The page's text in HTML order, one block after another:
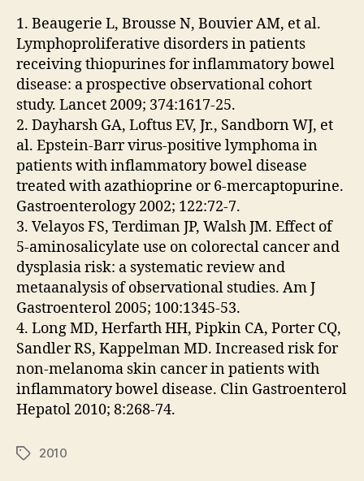
1. Beaugerie L, Brousse N, Bouvier AM, et al.
Lymphoproliferative disorders in patients
receiving thiopurines for inflammatory bowel
disease: a prospective observational cohort
study. Lancet 2009; 374:1617-25.
2. Dayharsh GA, Loftus EV, Jr., Sandborn WJ, et
al. Epstein-Barr virus-positive lymphoma in
patients with inflammatory bowel disease
treated with azathioprine or 6-mercaptopurine.
Gastroenterology 2002; 122:72-7.
3. Velayos FS, Terdiman JP, Walsh JM. Effect of
5-aminosalicylate use on colorectal cancer and
dysplasia risk: a systematic review and
metaanalysis of observational studies. Am J
Gastroenterol 2005; 100:1345-53.
4. Long MD, Herfarth HH, Pipkin CA, Porter CQ,
Sandler RS, Kappelman MD. Increased risk for
non-melanoma skin cancer in patients with
inflammatory bowel disease. Clin Gastroenterol
Hepatol 2010; 8:268-74.
Étiquettes
2010